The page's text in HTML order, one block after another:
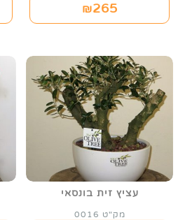
₪265
עציץ זית בונסאי
מק"ט 0016